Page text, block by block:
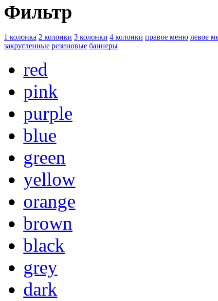
Фильтр
1 колонка 2 колонки 3 колонки 4 колонки правое меню левое
закругленные резиновые баннеры
red
pink
purple
blue
green
yellow
orange
brown
black
grey
dark